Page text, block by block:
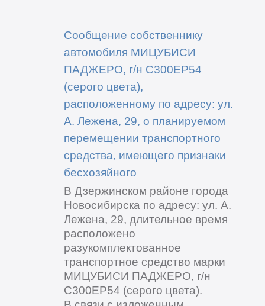
Сообщение собственнику
автомобиля МИЦУБИСИ
ПАДЖЕРО, г/н С300ЕР54
(серого цвета),
расположенному по адресу: ул.
А. Лежена, 29, о планируемом
перемещении транспортного
средства, имеющего признаки
бесхозяйного
В Дзержинском районе города
Новосибирска по адресу: ул. А.
Лежена, 29, длительное время
расположено
разукомплектованное
транспортное средство марки
МИЦУБИСИ ПАДЖЕРО, г/н
С300ЕР54 (серого цвета).